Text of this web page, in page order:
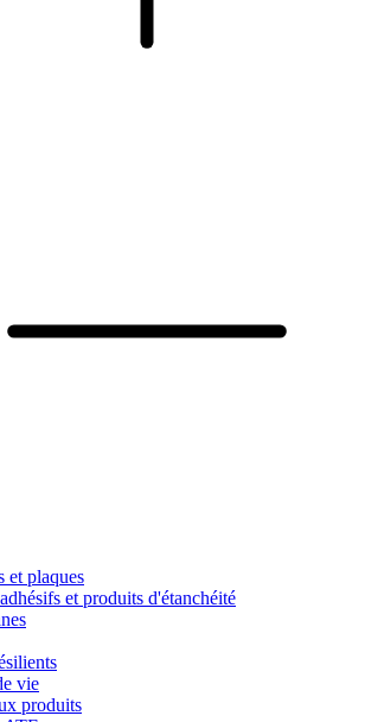
et plaques
et produits d'étanchéité
vie
produits